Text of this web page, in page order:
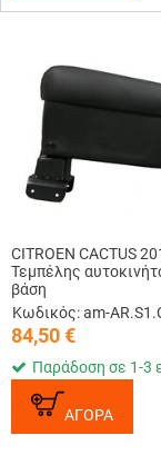
CITROEN CACTUS
Τεμπέλης
βάση
Κωδικός: am-
84,50€
Παράδοση σε 1-3
ΑΓΟΡΑ